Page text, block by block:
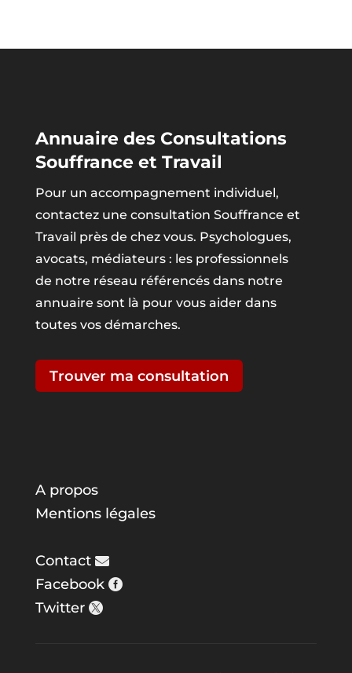
Annuaire des Consultations
Souffrance et Travail
Pour un accompagnement individuel,
contactez une consultation Souffrance et
Travail près de chez vous. Psychologues,
avocats, médiateurs : les professionnels
de notre réseau référencés dans notre
annuaire sont là pour vous aider dans
toutes vos démarches.
Trouver ma consultation
A propos
Mentions légales
Contact
Facebook
Twitter